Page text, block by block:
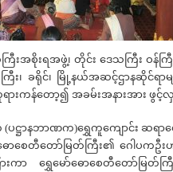
းအစိုးရအဖွဲ့၊ တိုင်း ဒေသကြီး ဝန်ကြီ
ြီး၊ ခရိုင်၊ မြို့နယ်အဆင့်ဌာနဆိုင်ရာ
းကန်တော့၍ အခမ်းအနားအား ဖွင့်
ာနဘာဏက)ရွှေကူကျောင်း ဆရာတေ
ာစေတီတော်မြတ်ကြီး၏ ဂေါပကဦးဟန်
ကာ ရွှေမော်ဓောစေတီတော်မြတ်